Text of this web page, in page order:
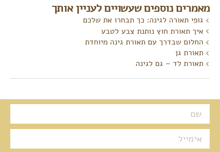
מאמרים נוספים שעשויים לעניין אותך
גופי תאורה לגינה: כך תבחרו את שלכם
איך תאורת חוץ נותנת צבע לטבע
החלום שבדרך עם תאורת גינה מיוחדת
תאורת גן
תאורת לד – גם לגינה